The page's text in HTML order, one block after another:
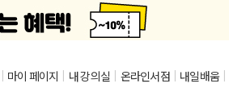
| 마이 페이지 | 내 강의실 | 온라인서점 | 내일배움 |